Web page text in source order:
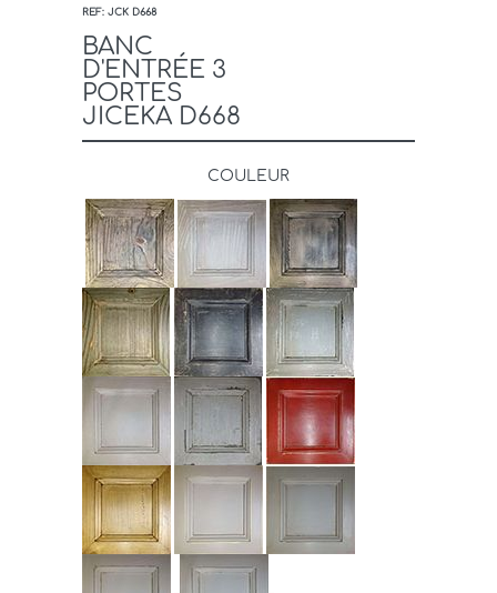
REF: JCK D668
BANC
D'ENTRÉE 3
PORTES
JICEKA D668
COULEUR